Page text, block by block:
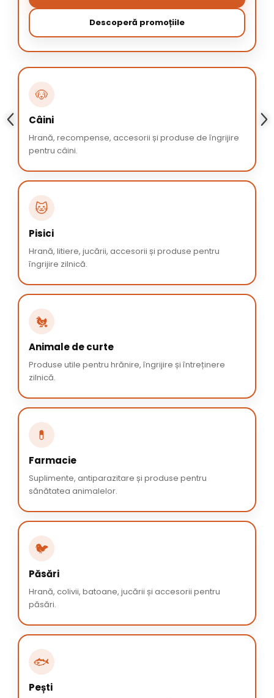
Descoperă promoțiile
🐶
Câini
Hrană, recompense, accesorii și produse de îngrijire
pentru câini.
🐱
Pisici
Hrană, litiere, jucării, accesorii și produse pentru
îngrijire zilnică.
🐔
Animale de curte
Produse utile pentru hrănire, îngrijire și întreținere
zilnică.
💊
Farmacie
Suplimente, antiparazitare și produse pentru
sănătatea animalelor.
🐦
Păsări
Hrană, colivii, batoane, jucării și accesorii pentru
păsări.
🐟
Pești